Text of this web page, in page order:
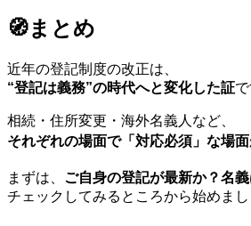
🧭まとめ
近年の登記制度の改正は、
“登記は義務”の時代へと変化した証
相続・住所変更・海外名義人など、
それぞれの場面で「対応必須」な場
まずは、 ご自身の登記が最新か？名
チェックしてみるところから始めまし